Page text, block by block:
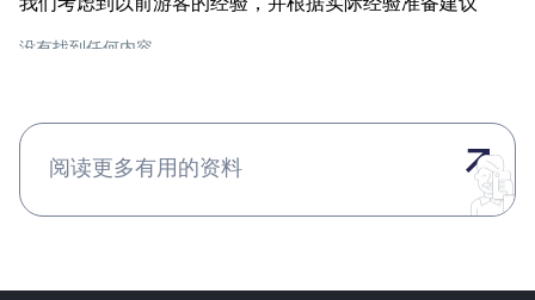
没有找到任何内容
阅读更多有用的资料